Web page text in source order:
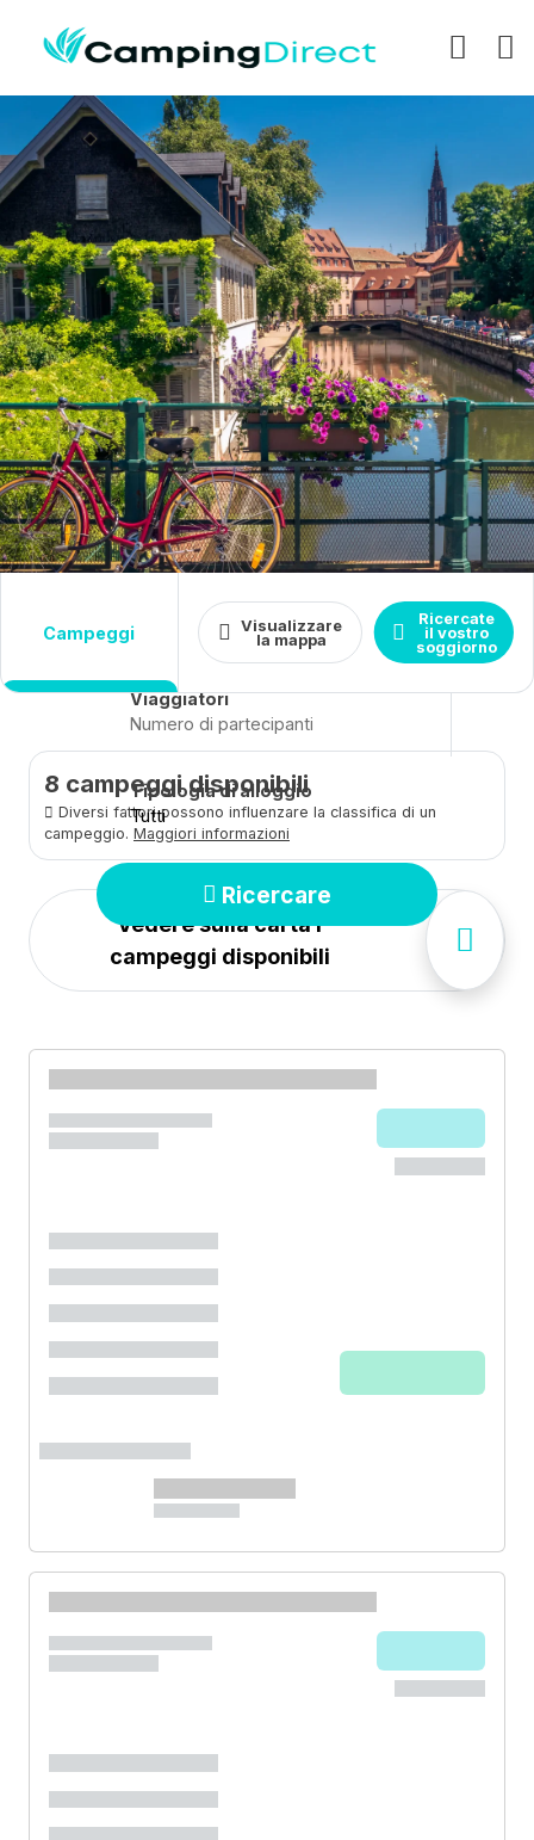
campeggi Visualizzare
la mappa
Chiudere
Ricercate
il vostro
soggiorno
DestinazioneDate
Arrivo - Partenza
Viaggiatori
Tipologia di alloggio
Tutti
Ricercare
8 campeggi disponibili
Diversi fattori possono influenzare la classifica di un
campeggio. Maggiori informazioni
Vedere sulla carta i
campeggi disponibili